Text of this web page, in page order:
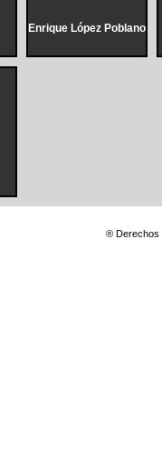
Enrique López Poblano
® Derechos